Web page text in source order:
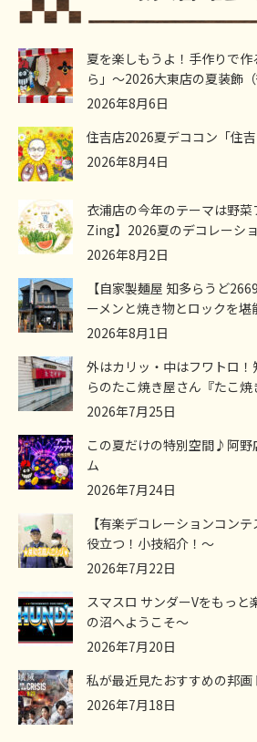
夏を楽しもうよ！手作りで
ら」～2026大東店の夏装飾（
2026年8月6日
住吉店2026夏デココン「住吉
2026年8月4日
衣浦店の今年のテーマは野
Zing】2026夏のデコレーシ
2026年8月2日
【自家製麺屋 知多らうど
ーメンと焼き物とロックを堪
2026年8月1日
外はカリッ・中はフワトロ
らのたこ焼き屋さん『たこ焼
2026年7月25日
この夏だけの特別空間♪阿野
ム
2026年7月24日
【有楽デコレーションコン
役立つ！小技紹介！～
2026年7月22日
スマスロ サンダーVをもっと
の沼へようこそ～
2026年7月20日
私が最近見たおすすめの邦画
2026年7月18日